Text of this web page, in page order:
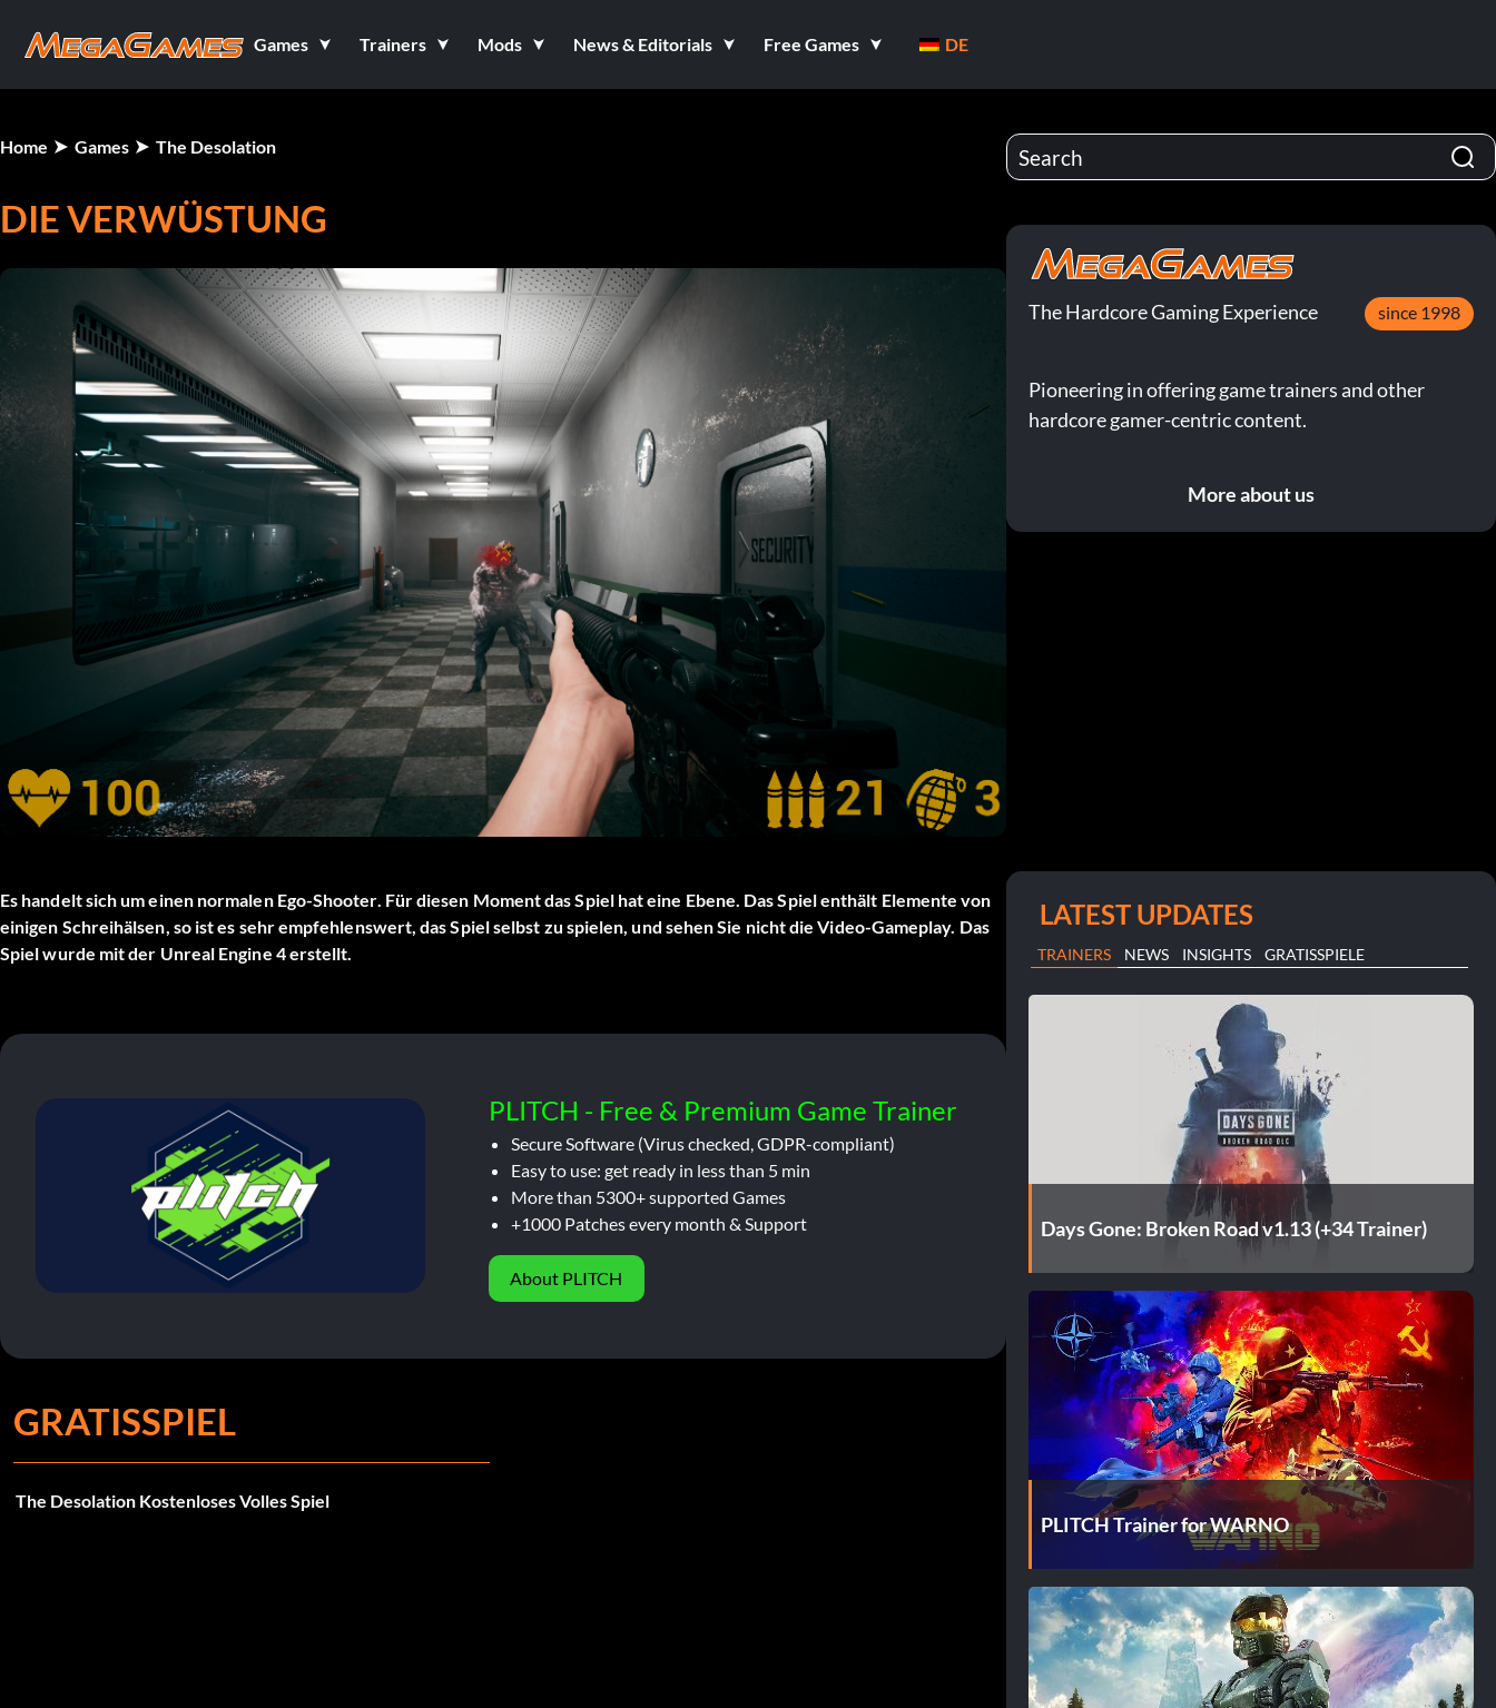
Games Trainers Mods News & Editorials Free Games DE
Home Games The Desolation
DIE VERWÜSTUNG
Es handelt sich um einen normalen Ego-Shooter. Für diesen Moment das Spiel hat eine Ebene. Das Spiel enthält Elemente von
einigen Schreihälsen, so ist es sehr empfehlenswert, das Spiel selbst zu spielen, und sehen Sie nicht die Video-Gameplay. Das
Spiel wurde mit der Unreal Engine 4 erstellt.
PLITCH - Free & Premium Game Trainer
Secure Software (Virus checked, GDPR-compliant)
Easy to use: get ready in less than 5 min
More than 5300+ supported Games
+1000 Patches every month & Support
About PLITCH
GRATISSPIEL
The Desolation Kostenloses Volles Spiel
The Hardcore Gaming Experience since 1998
Pioneering in offering game trainers and other
hardcore gamer-centric content.
More about us
LATEST UPDATES
TRAINERS NEWS INSIGHTS GRATISSPIELE
Days Gone: Broken Road v1.13 (+34 Trainer)
PLITCH Trainer for WARNO